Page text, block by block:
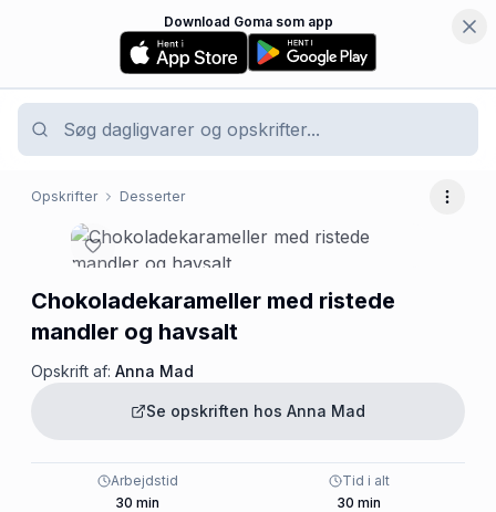
Download Goma som app
Opskrifter Desserter Flere
Chokoladekarameller med ristede
mandler og havsalt
Opskrift af: Anna Mad
Se opskriften hos Anna Mad
Arbejdstid
30 min
Tid i alt
30 min